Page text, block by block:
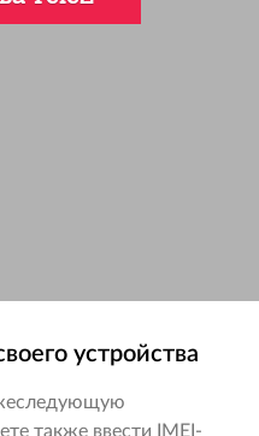
устройства
также ввести IMEI-